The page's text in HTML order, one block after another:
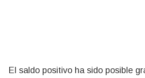
El saldo positivo ha sido posible